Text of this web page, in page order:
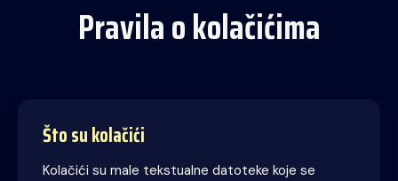
Pravila o kolačićima
Što su kolačići
Kolačići su male tekstualne datoteke koje se